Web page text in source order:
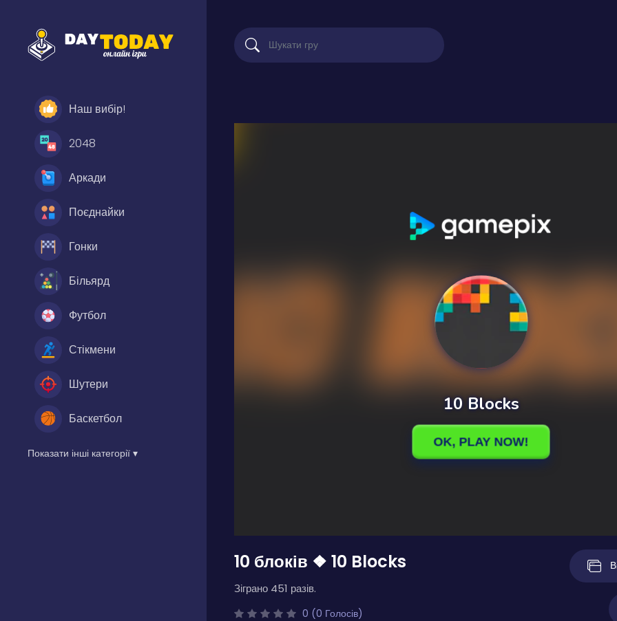
Наш вибір!
2048
Аркади
Поєднайки
Гонки
Більярд
Футбол
Стікмени
Шутери
Баскетбол
Показати інші категорії ▾
10 блоків ❖ 10 Blocks
Зіграно 451 разів.
0 (0 Голосів)